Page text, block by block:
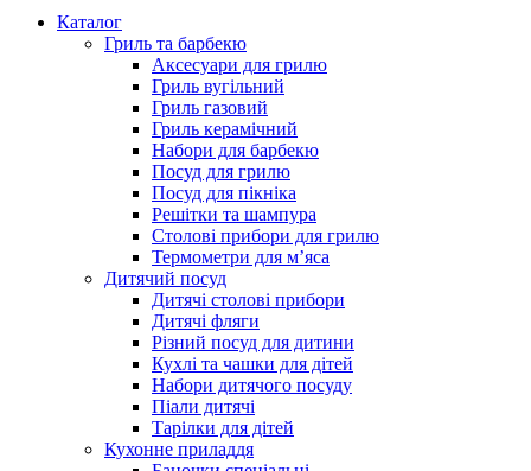
Каталог
Гриль та барбекю
Аксесуари для грилю
Гриль вугільний
Гриль газовий
Гриль керамічний
Набори для барбекю
Посуд для грилю
Посуд для пікніка
Решітки та шампура
Столові прибори для грилю
Термометри для м’яса
Дитячий посуд
Дитячі столові прибори
Дитячі фляги
Різний посуд для дитини
Кухлі та чашки для дітей
Набори дитячого посуду
Піали дитячі
Тарілки для дітей
Кухонне приладдя